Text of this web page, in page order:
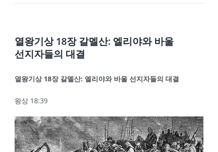
열왕기상 18장 갈멜산: 엘리야와 바울
선지자들의 대결
열왕기상 18장 갈멜산: 엘리야와 바울 선지자들의 대결
왕상 18:39